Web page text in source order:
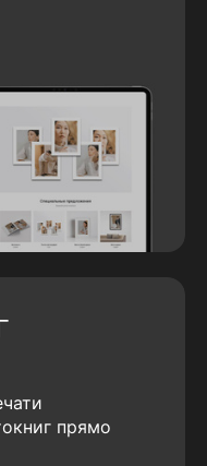
прямо